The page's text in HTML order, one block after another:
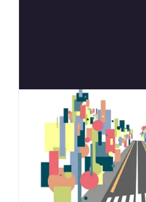
Anterior